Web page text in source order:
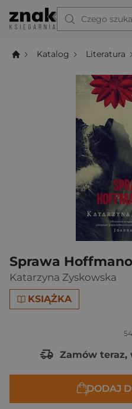
Czego
Katalog Literatura
Sprawa
Katarzyna Zyskowska
KSIĄŻKA
Zamów teraz,
DODAJ